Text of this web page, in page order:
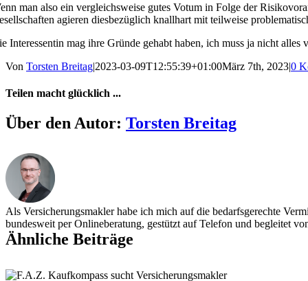
man also ein vergleichsweise gutes Votum in Folge der
agieren diesbezüglich knallhart mit teilweise
Interessentin mag ihre Gründe gehabt haben, ich muss ja nicht alles
Von Torsten Breitag|2023-03-09T12:55:39+01:00März 7th, 2023|0
Teilen macht glücklich ...
Facebook
X
Über den Autor: Torsten Breitag
Als Versicherungsmakler habe ich mich auf die bedarfsgerechte
bundesweit per Onlineberatung, gestützt auf Telefon und begleitet
Ähnliche Beiträge